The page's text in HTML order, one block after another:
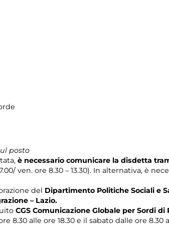
posto
è necessario comunicare la disdetta
ven. ore 8.30 – 13.30). In alternativa, è
del Dipartimento Politiche Sociali e
– Lazio.
CGS Comunicazione Globale per Sordi di
8.30 alle ore 18.30 e il sabato dalle ore 8.30